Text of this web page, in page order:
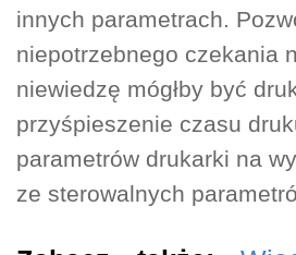
innych parametrach.
niepotrzebnego czekania
niewiedzę mógłby być
przyśpieszenie czasu
parametrów drukarki na
ze sterowalnych